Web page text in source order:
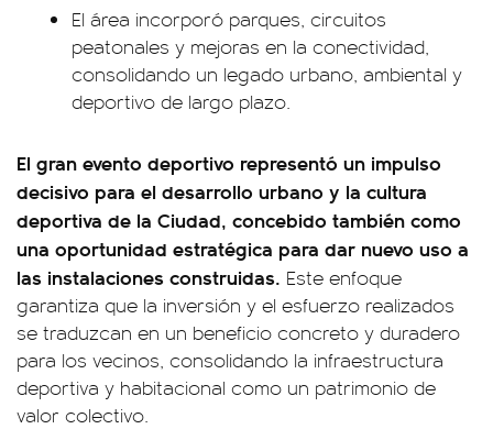
El área incorporó parques, circuitos
peatonales y mejoras en la conectividad,
consolidando un legado urbano, ambiental y
deportivo de largo plazo.
El gran evento deportivo representó un impulso
decisivo para el desarrollo urbano y la cultura
deportiva de la Ciudad, concebido también como
una oportunidad estratégica para dar nuevo uso a
las instalaciones construidas. Este enfoque
garantiza que la inversión y el esfuerzo realizados
se traduzcan en un beneficio concreto y duradero
para los vecinos, consolidando la infraestructura
deportiva y habitacional como un patrimonio de
valor colectivo.